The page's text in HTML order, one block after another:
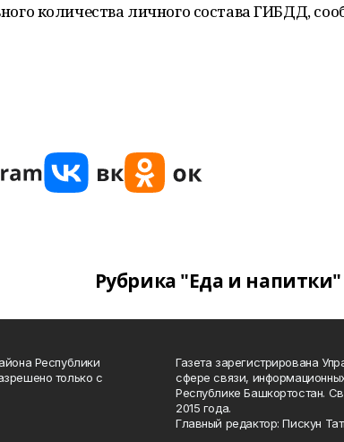
количества личного состава ГИБДД,
Рубрика "Еда и напитки"
Республики
только с
Газета зарегистрирована
сфере связи,
Республике Башкортостан.
2015 года.
Главный редактор: Пискун